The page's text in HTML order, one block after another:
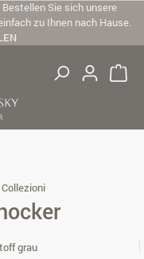
Bestellen Sie sich unsere
zu Ihnen nach Hause.